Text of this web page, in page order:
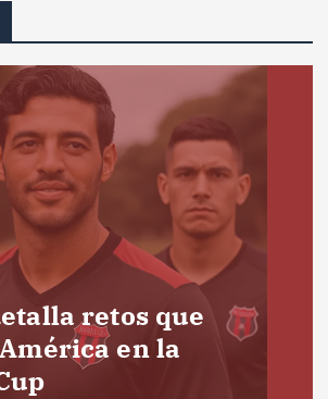
retos que
en la